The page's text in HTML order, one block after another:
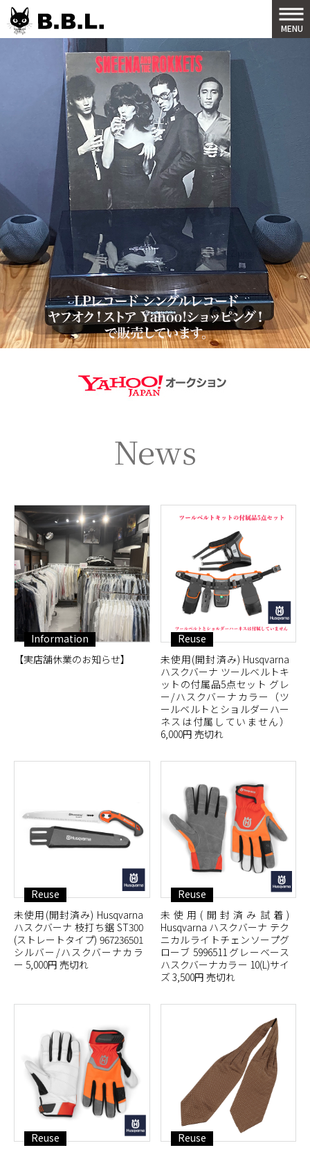
MENU
News
Information
【実店舗休業のお知らせ】
Reuse
未使用(開封済み) Husqvarna
ハスクバーナ ツールベルトキ
ットの付属品5点セット グレ
ー/ハスクバーナカラー（ツ
ールベルトとショルダーハー
ネスは付属していません）
6,000円 売切れ
Reuse
未使用(開封済み) Husqvarna
ハスクバーナ 枝打ち鋸 ST300
(ストレートタイプ) 967236501
シルバー/ハスクバーナカラ
ー 5,000円 売切れ
Reuse
未使用(開封済み試着)
Husqvarna ハスクバーナ テク
ニカルライトチェンソープグ
ローブ 5996511 グレーベース
ハスクバーナカラー 10(L)サイ
ズ 3,500円 売切れ
Reuse
Reuse